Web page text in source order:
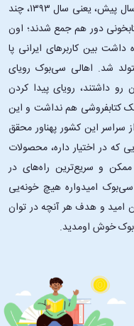
پروپیمون تنها به اندازۀ یک کلیک شده. چند سال پیش، یعنی سال ۱۳۹۳، چند
دور هم جمع شدند؛ اون‌
داشت بین کاربرهای ایرانی پا
شد. اهالی سی‌بوک رویای
داشتند، رویای پیدا کردن
کتابفروشی هم نداشت و این
سراسر این کشور پهناور محقق
که در اختیار داره، محصولات
و سریع‌ترین راه‌های در
امیدواره هیچ خونه‌یی
امید و هدف هر آنچه در توان
خوش اومدید.